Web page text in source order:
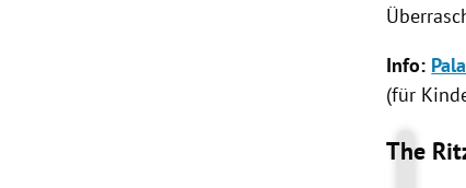
Info:
(für
The